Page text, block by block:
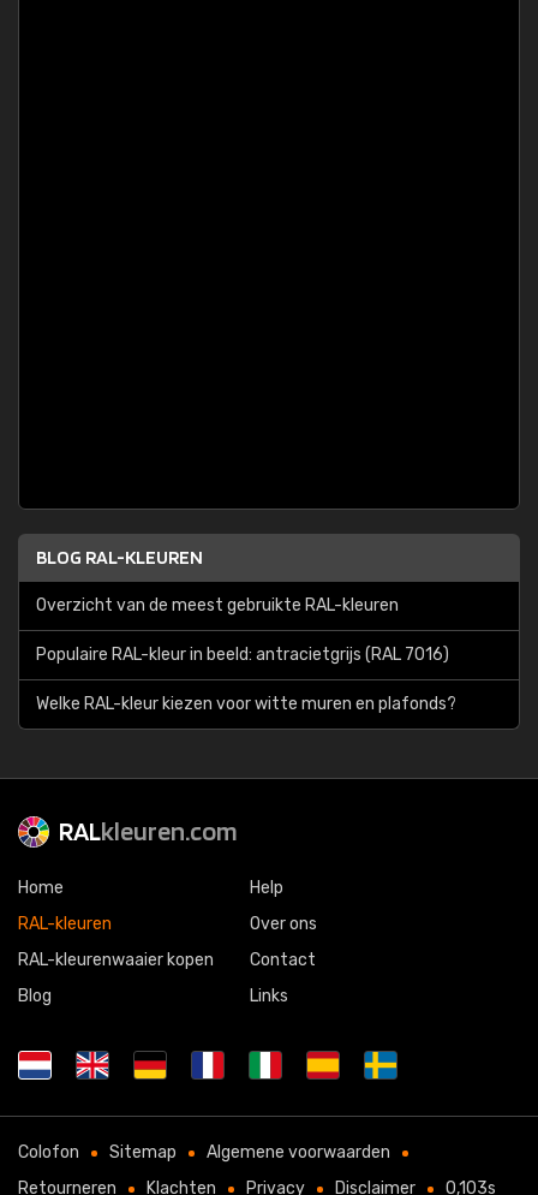
BLOG RAL-KLEUREN
Overzicht van de meest gebruikte RAL-kleuren
Populaire RAL-kleur in beeld: antracietgrijs (RAL 7016)
Welke RAL-kleur kiezen voor witte muren en plafonds?
RALkleuren.com
Home
RAL-kleuren
RAL-kleurenwaaier kopen
Blog
Help
Over ons
Contact
Links
Colofon Sitemap
Algemene voorwaarden
Retourneren
Klachten Privacy Disclaimer 0,103s